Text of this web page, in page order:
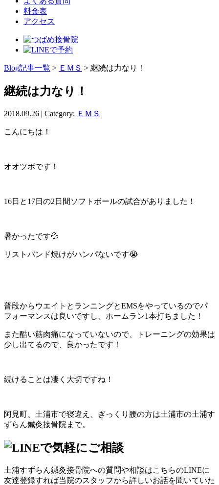
料金表
アクセス
Blog記事一覧 > ＥＭＳ > 継続は力なり！
継続は力なり！
2018.09.26 | Category: ＥＭＳ
こんにちは！
オオツボです！
16日と17日の2日間ソフトボールの試合がありました！
暑かったです💦
リストバンド焼けがハンパないです😭
普段からウエイトとランニングとEMSをやっているのでパ
フォーマンスは良いですし、ホームラン1本打ちました！
また酷い筋肉痛になっていないので、トレーニングの効果は
少し出てるので、良かったです！
続けることは凄く大切ですね！
阿見町、土浦市で寝違え、ぎっくり腰の方は土浦市の土浦す
ずらん鍼灸接骨院まで。
土浦すずらん鍼灸接骨院への質問や相談はこちらのLINEに
友達登録すれば当院のスタッフから詳しいお話を聞いていた